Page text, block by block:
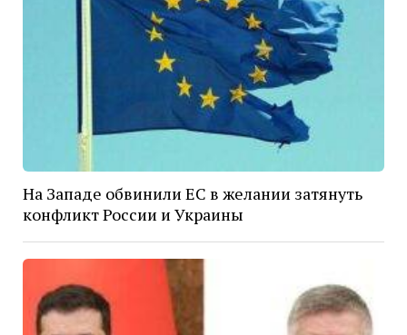
На Западе обвинили ЕС в желании затянуть
конфликт России и Украины